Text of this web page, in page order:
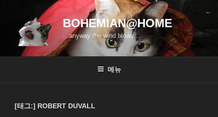
BOHEMIAN@HOME
…anyway the wind blows…
메뉴
[태그:] ROBERT DUVALL